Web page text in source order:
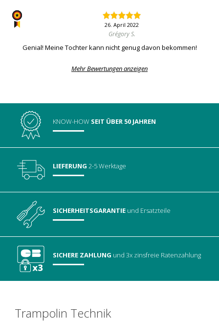
26. April 2022
Grégory S.
Genial! Meine Tochter kann nicht genug davon bekommen!
Mehr Bewertungen anzeigen
KNOW-HOW SEIT ÜBER 50 JAHREN
LIEFERUNG 2-5 Werktage
SICHERHEITSGARANTIE und Ersatzteile
SICHERE ZAHLUNG und 3x zinsfreie Ratenzahlung
Trampolin Technik